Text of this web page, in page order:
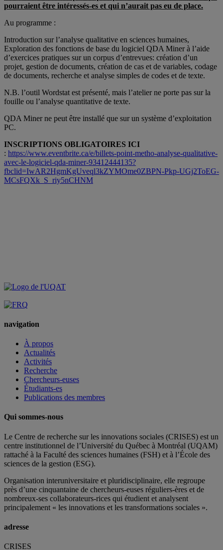
pourraient être intéressés-es et qui n’aurait pas eu de place.
Au programme :
Introduction sur l’analyse qualitative en sciences humaines,
Exploration des fonctions de base du logiciel QDA Miner à l’aide
d’exercices pratiques sur un corpus d’entrevues: création d’un
projet, gestion de documents, création de cas et de variables, codage
de documents, recherche et analyse simples de codes et de texte.
N.B. l’outil Wordstat est présenté, mais l’atelier ne porte pas sur la
fouille ou l’analyse quantitative de texte.
QDA Miner ne peut être installé que sur un système d’exploitation
PC.
INSCRIPTIONS OBLIGATOIRES ICI
: https://www.eventbrite.ca/e/billets-point-metho-analyse-qualitative-
avec-le-logiciel-qda-miner-93412444135?
fbclid=IwAR2HgmKgUveql3kZYMOme0ZBPN-Pkp-UGj2ToEG-
MCsFQXk_S_riy5nCHNM
navigation
À propos
Actualités
Activités
Recherche
Chercheurs-euses
Étudiants-es
Publications des membres
Qui sommes-nous
Le Centre de recherche sur les innovations sociales (CRISES) est un
centre institutionnel de l’Université du Québec à Montréal (UQAM)
rattaché à la Faculté des sciences humaines (FSH) et à l’École des
sciences de la gestion (ESG).
Organisation interuniversitaire et pluridisciplinaire, elle regroupe
près d’une cinquantaine de chercheurs-euses réguliers-ères et de
nombreux-ses collaborateurs-rices qui étudient et analysent
principalement « les innovations et les transformations sociales ».
adresse
CRISES